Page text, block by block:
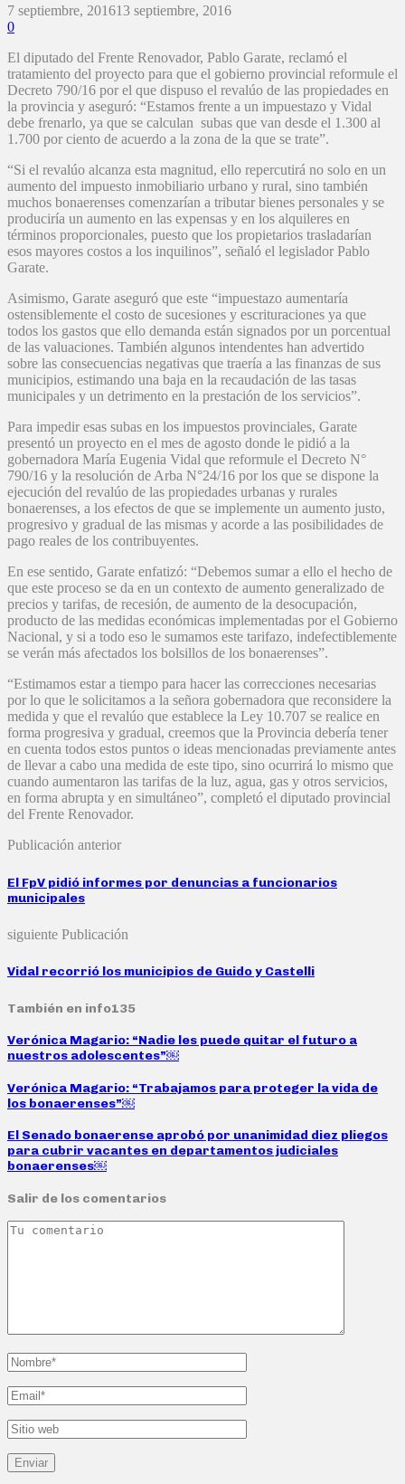
7 septiembre, 201613 septiembre, 2016
0
El diputado del Frente Renovador, Pablo Garate, reclamó el
tratamiento del proyecto para que el gobierno provincial reformule el
Decreto 790/16 por el que dispuso el revalúo de las propiedades en
la provincia y aseguró: “Estamos frente a un impuestazo y Vidal
debe frenarlo, ya que se calculan subas que van desde el 1.300 al
1.700 por ciento de acuerdo a la zona de la que se trate”.
“Si el revalúo alcanza esta magnitud, ello repercutirá no solo en un
aumento del impuesto inmobiliario urbano y rural, sino también
muchos bonaerenses comenzarían a tributar bienes personales y se
produciría un aumento en las expensas y en los alquileres en
términos proporcionales, puesto que los propietarios trasladarían
esos mayores costos a los inquilinos”, señaló el legislador Pablo
Garate.
Asimismo, Garate aseguró que este “impuestazo aumentaría
ostensiblemente el costo de sucesiones y escrituraciones ya que
todos los gastos que ello demanda están signados por un porcentual
de las valuaciones. También algunos intendentes han advertido
sobre las consecuencias negativas que traería a las finanzas de sus
municipios, estimando una baja en la recaudación de las tasas
municipales y un detrimento en la prestación de los servicios”.
Para impedir esas subas en los impuestos provinciales, Garate
presentó un proyecto en el mes de agosto donde le pidió a la
gobernadora María Eugenia Vidal que reformule el Decreto N°
790/16 y la resolución de Arba N°24/16 por los que se dispone la
ejecución del revalúo de las propiedades urbanas y rurales
bonaerenses, a los efectos de que se implemente un aumento justo,
progresivo y gradual de las mismas y acorde a las posibilidades de
pago reales de los contribuyentes.
En ese sentido, Garate enfatizó: “Debemos sumar a ello el hecho de
que este proceso se da en un contexto de aumento generalizado de
precios y tarifas, de recesión, de aumento de la desocupación,
producto de las medidas económicas implementadas por el Gobierno
Nacional, y si a todo eso le sumamos este tarifazo, indefectiblemente
se verán más afectados los bolsillos de los bonaerenses”.
“Estimamos estar a tiempo para hacer las correcciones necesarias
por lo que le solicitamos a la señora gobernadora que reconsidere la
medida y que el revalúo que establece la Ley 10.707 se realice en
forma progresiva y gradual, creemos que la Provincia debería tener
en cuenta todos estos puntos o ideas mencionadas previamente antes
de llevar a cabo una medida de este tipo, sino ocurrirá lo mismo que
cuando aumentaron las tarifas de la luz, agua, gas y otros servicios,
en forma abrupta y en simultáneo”, completó el diputado provincial
del Frente Renovador.
Publicación anterior
El FpV pidió informes por denuncias a funcionarios
municipales
siguiente Publicación
Vidal recorrió los municipios de Guido y Castelli
También en info135
Verónica Magario: “Nadie les puede quitar el futuro a
nuestros adolescentes”￼
Verónica Magario: “Trabajamos para proteger la vida de
los bonaerenses”￼
El Senado bonaerense aprobó por unanimidad diez pliegos
para cubrir vacantes en departamentos judiciales
bonaerenses￼
Salir de los comentarios